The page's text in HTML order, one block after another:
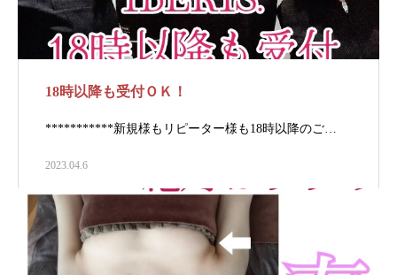
18時以降も受付ＯＫ！
***********⁡⁡⁡⁡新規様もリピーター様も⁡⁡⁡⁡18時以降のご…
2023.04.6